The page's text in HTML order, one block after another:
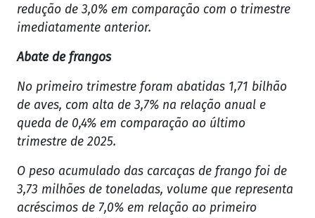
redução de 3,0% em comparação com o trimestre
imediatamente anterior.
Abate de frangos
No primeiro trimestre foram abatidas 1,71 bilhão
de aves, com alta de 3,7% na relação anual e
queda de 0,4% em comparação ao último
trimestre de 2025.
O peso acumulado das carcaças de frango foi de
3,73 milhões de toneladas, volume que representa
acréscimos de 7,0% em relação ao primeiro